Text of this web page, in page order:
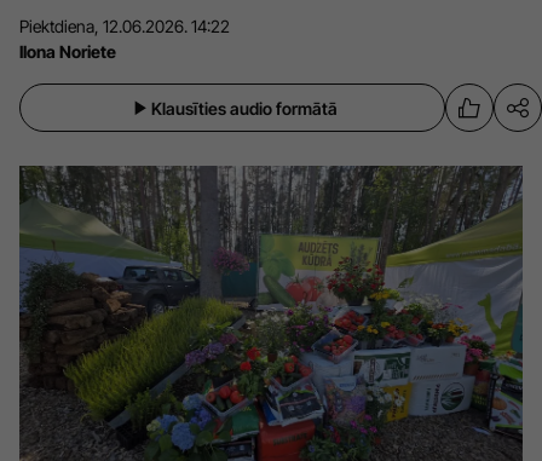
Sports
Pierīga
Ķekava
Mārupe
Olaine
Ropaži
Salaspils
Projekti
Mediju atbalsta fonds
Zivju fonds
Zaļā nākotne
Iedvesmai nav vecuma
Vide
Piektdiena, 12.06.2026. 14:22
Ilona Noriete
Klausīties audio formātā